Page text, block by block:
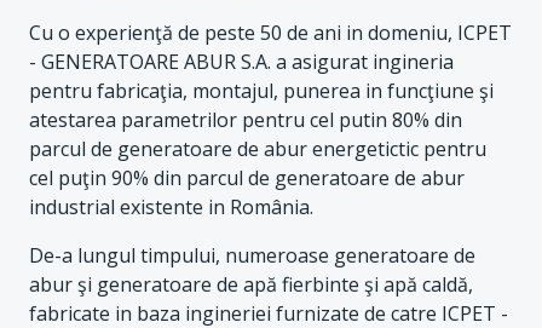
Cu o experienţă de peste 50 de ani in domeniu, ICPET
- GENERATOARE ABUR S.A. a asigurat ingineria
pentru fabricaţia, montajul, punerea in funcţiune şi
atestarea parametrilor pentru cel putin 80% din
parcul de generatoare de abur energetictic pentru
cel puţin 90% din parcul de generatoare de abur
industrial existente in România.
De-a lungul timpului, numeroase generatoare de
abur şi generatoare de apă fierbinte şi apă caldă,
fabricate in baza ingineriei furnizate de catre ICPET -